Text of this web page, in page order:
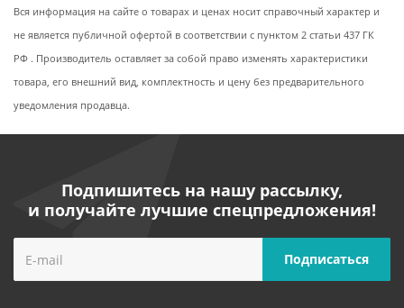
Вся информация на сайте о товарах и ценах носит справочный характер и
не является публичной офертой в соответствии с пунктом 2 статьи 437 ГК
РФ . Производитель оставляет за собой право изменять характеристики
товара, его внешний вид, комплектность и цену без предварительного
уведомления продавца.
Подпишитесь на нашу рассылку,
и получайте лучшие спецпредложения!